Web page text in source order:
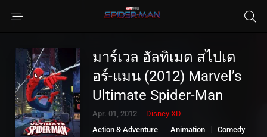
มาร์เวล อัลทิเมต สไปเด
อร์-แมน (2012) Marvel’s
Ultimate Spider-Man
Apr. 01, 2012
Disney XD
Action & Adventure
Animation
Comedy